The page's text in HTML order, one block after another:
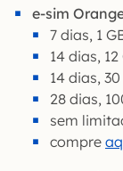
e-sim
7 dias, 1
14 dias,
14 dias,
28 dias,
sem
compre